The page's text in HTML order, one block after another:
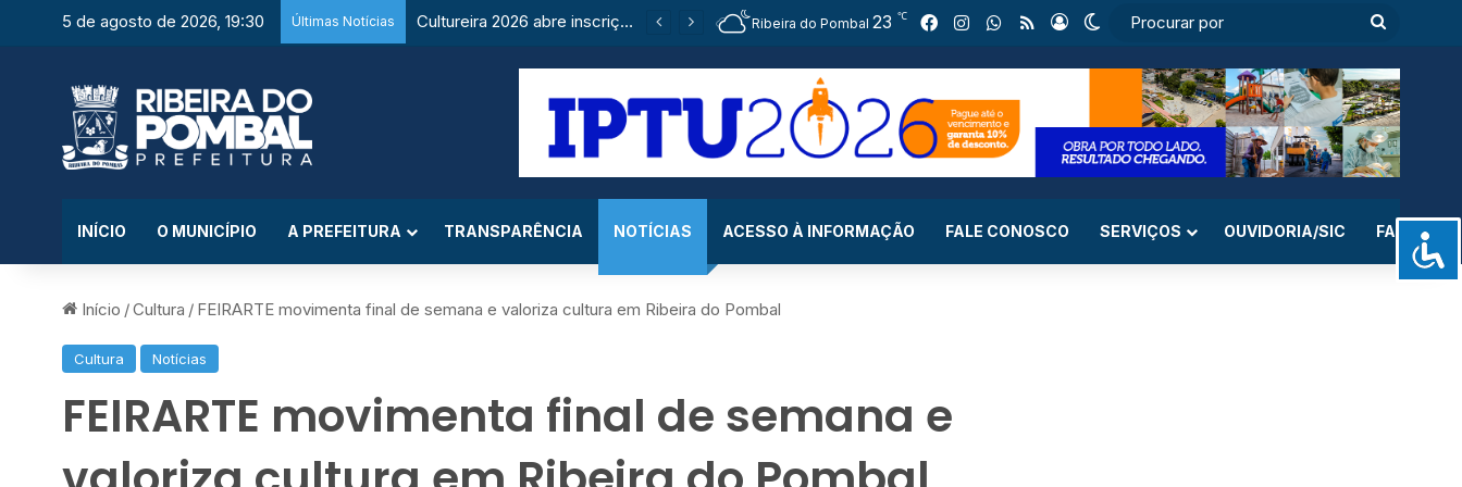
5 de agosto de 2026, 19:30 Últimas Notícias Cultureira 2026 abre inscrições e reforça sucesso como um dos maiores eventos culturais de Ribeira do Pombal Ribeira do Pombal 23 ℃ FacebookInstagram
WhatsApp
RSS EntrarSwitch skin
INÍCIO O MUNICÍPIO A PREFEITURA TRANSPARÊNCIA NOTÍCIAS ACESSO À INFORMAÇÃO FALE CONOSCO SERVIÇOS OUVIDORIA/SIC FAQ
Início /Cultura / FEIRARTE movimenta final de semana e valoriza cultura em Ribeira do Pombal
Cultura Notícias
FEIRARTE movimenta final de semana e